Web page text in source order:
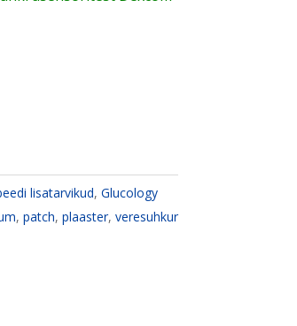
lisatarvikud, Glucology
, patch, plaaster, veresuhkur